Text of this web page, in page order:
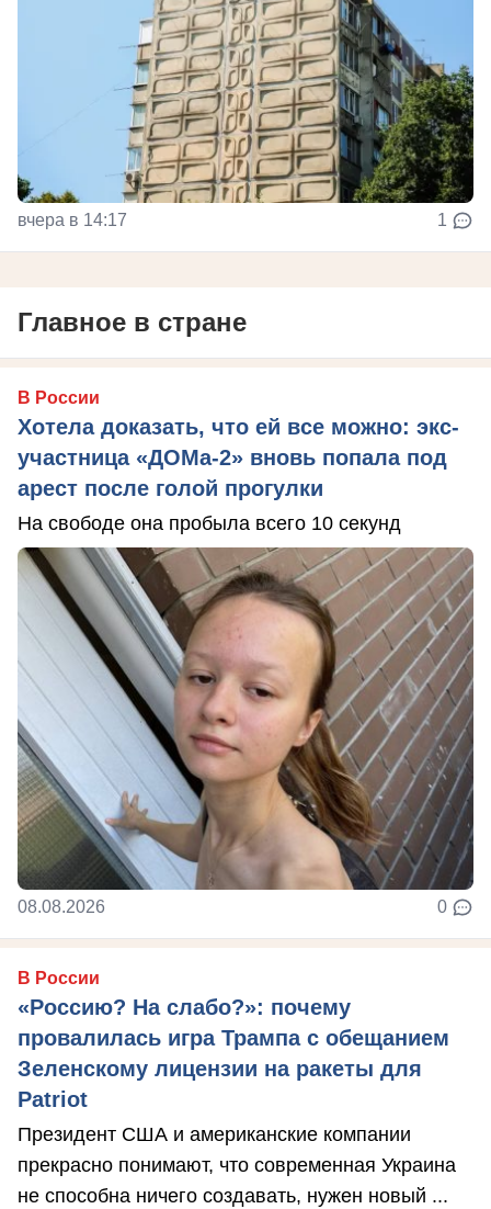
вчера в 14:17 1
Главное в стране
В России
Хотела доказать, что ей все можно: экс-
участница «ДОМа-2» вновь попала под
арест после голой прогулки
На свободе она пробыла всего 10 секунд
08.08.2026 0
В России
«Россию? На слабо?»: почему
провалилась игра Трампа с обещанием
Зеленскому лицензии на ракеты для
Patriot
Президент США и американские компании
прекрасно понимают, что современная Украина
не способна ничего создавать, нужен новый ...